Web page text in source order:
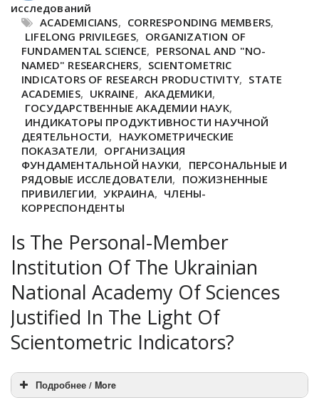
исследований
ACADEMICIANS, CORRESPONDING MEMBERS,
LIFELONG PRIVILEGES, ORGANIZATION OF
FUNDAMENTAL SCIENCE, PERSONAL AND "NO-
NAMED" RESEARCHERS, SCIENTOMETRIC
INDICATORS OF RESEARCH PRODUCTIVITY, STATE
ACADEMIES, UKRAINE, АКАДЕМИКИ,
ГОСУДАРСТВЕННЫЕ АКАДЕМИИ НАУК,
ИНДИКАТОРЫ ПРОДУКТИВНОСТИ НАУЧНОЙ
ДЕЯТЕЛЬНОСТИ, НАУКОМЕТРИЧЕСКИЕ
ПОКАЗАТЕЛИ, ОРГАНИЗАЦИЯ
ФУНДАМЕНТАЛЬНОЙ НАУКИ, ПЕРСОНАЛЬНЫЕ И
РЯДОВЫЕ ИССЛЕДОВАТЕЛИ, ПОЖИЗНЕННЫЕ
ПРИВИЛЕГИИ, УКРАИНА, ЧЛЕНЫ-
КОРРЕСПОНДЕНТЫ
Is The Personal-Member
Institution Of The Ukrainian
National Academy Of Sciences
Justified In The Light Of
Scientometric Indicators?
Подробнее / More